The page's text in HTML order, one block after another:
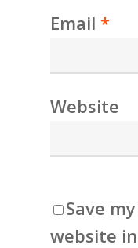
Email *
Website
Save
website